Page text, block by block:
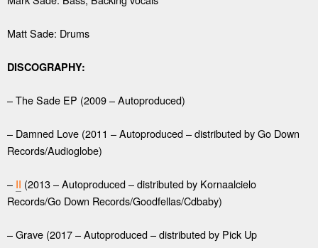
Matt Sade: Drums
DISCOGRAPHY:
– The Sade EP (2009 – Autoproduced)
– Damned Love (2011 – Autoproduced – distributed by Go Down
Records/Audioglobe)
– II (2013 – Autoproduced – distributed by Kornaalcielo
Records/Go Down Records/Goodfellas/Cdbaby)
– Grave (2017 – Autoproduced – distributed by Pick Up